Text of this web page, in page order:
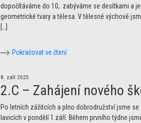
dopočítáváme do 10, zabýváme se desítkami a
geometrické tvary a tělesa. V tělesné výchově
[…]
Pokračovat ve čtení
8. září 2025
2.C – Zahájení nového
Po letních zážitcích a plno dobrodružství jsme
lavicích v pondělí 1.září. Během prvního týdne